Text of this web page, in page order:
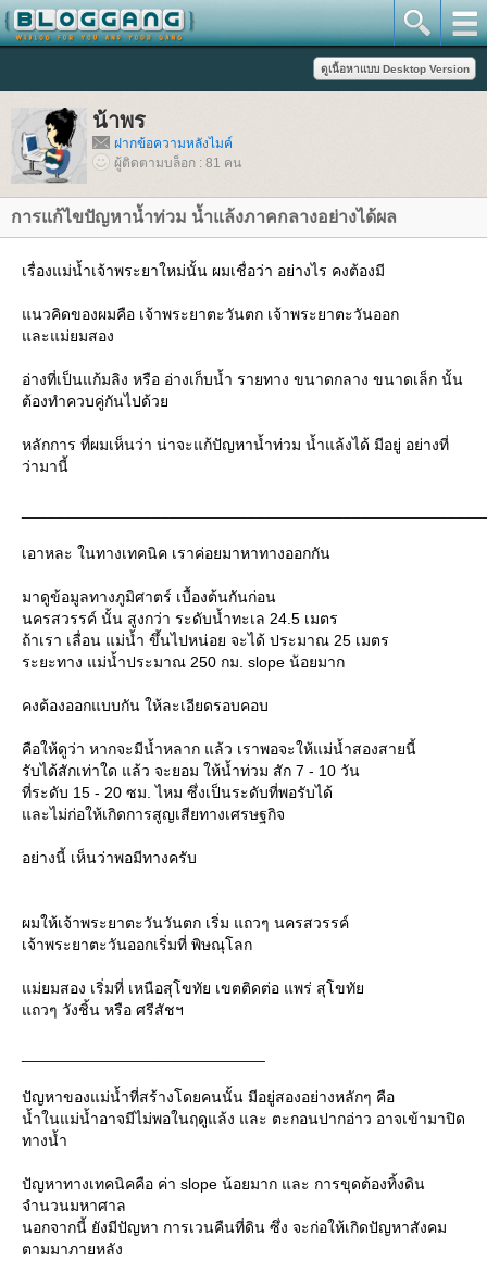
น้าพร
ฝากข้อความหลังไมค์
ผู้ติดตามบล็อก : 81 คน
การแก้ไขปัญหาน้ำท่วม น้ำแล้งภาคกลางอย่างได้ผล
เรื่องแม่น้ำเจ้าพระยาใหม่นั้น ผมเชื่อว่า อย่างไร คงต้องมี
นวคิดของผมคือ เจ้าพระยาตะวันตก เจ้าพระยาตะวันออก
ละแม่ยมสอง
อ่างที่เป็นแก้มลิง หรือ อ่างเก็บน้ำ รายทาง ขนาดกลาง ขนาดเล็ก นั้น
ต้องทำควบคู่กันไปด้ว
หลักการ ที่ผมเห็นว่า น่าจะแก้ปัญหาน้ำท่วม น้ำแล้งได้ มีอยู่ อย่างที่
ว่ามานี้
เอาหละ ในทางเทคนิค เราค่อยมาหาทางออกกัน
มาดูข้อมูลทางภูมิศาตร์ เบื้องต้นกันก่อน
นครสวรรค์ นั้น สูงกว่า ระดับน้ำทะเล 24.5 เมตร
ถ้าเรา เลื่อน แม่น้ำ ขึ้นไปหน่อย จะได้ ประมาณ 25 เมตร
ระยะทาง แม่น้ำประมาณ 250 กม. slope น้อยมาก
คงต้องออกแบบกัน ให้ละเอียดรอบคอบ
คือให้ดูว่า หากจะมีน้ำหลาก แล้ว เราพอจะให้แม่น้ำสองสายนี้
รับได้สักเท่าใด แล้ว จะยอม ให้น้ำท่วม สัก 7 - 10 วัน
ที่ระดับ 15 - 20 ซม. ไหม ซึ่งเป็นระดับที่พอรับได้
ละไม่ก่อให้เกิดการสูญเสียทางเศรษฐกิจ
อย่างนี้ เห็นว่าพอมีทางครับ
ผมให้เจ้าพระยาตะวันวันตก เริ่ม แถวๆ นครสวรรค์
เจ้าพระยาตะวันออกเริ่มที่ พิษณุโลก
ม่ยมสอง เริ่มที่ เหนือสุโขทัย เขตติดต่อ แพร่ สุโขทั
ถวๆ วังชิ้น หรือ ศรีสัชฯ
ปัญหาของแม่น้ำที่สร้างโดยคนนั้น มีอยู่สองอย่างหลักๆ คือ
น้ำในแม่น้ำอาจมีไม่พอในฤดูแล้ง และ ตะกอนปากอ่าว อาจเข้ามาปิด
ทางน้ำ
ปัญหาทางเทคนิคคือ ค่า slope น้อยมาก และ การขุดต้องทิ้งดิน
จำนวนมหาศาล
นอกจากนี้ ยังมีปัญหา การเวนคืนที่ดิน ซึ่ง จะก่อให้เกิดปัญหาสังคม
ตามมาภายหลัง